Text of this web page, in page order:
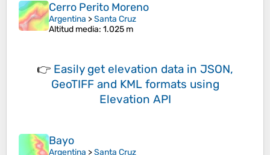
Cerro Perito Moreno
Argentina >Santa Cruz
Altitud media: 1.025 m
👉 Easily get elevation data in JSON,
GeoTIFF and KML formats using
Elevation API
Bayo
Argentina >Santa Cruz